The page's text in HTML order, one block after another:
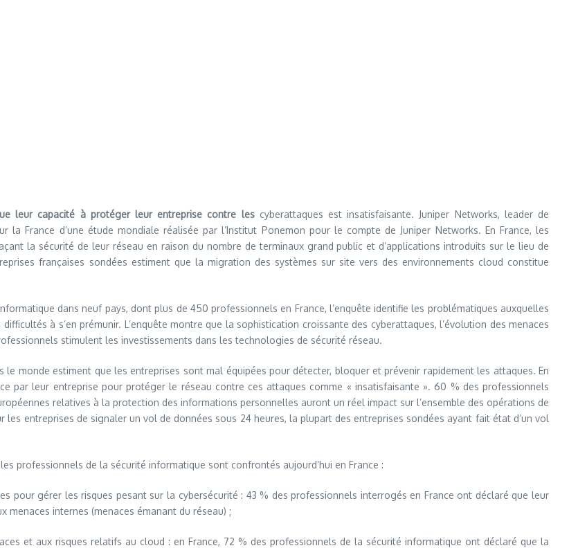
leur capacité à protéger leur entreprise contre lescyberattaques est insatisfaisante. Juniper Networks, leader de
la France d’une étude mondiale réalisée par l’Institut Ponemon pour le compte de Juniper Networks. En France, les
la sécurité de leur réseau en raison du nombre de terminaux grand public et d’applications introduits sur le lieu de
françaises sondées estiment que la migration des systèmes sur site vers des environnements cloud constitue
dans neuf pays, dont plus de 450 professionnels en France, l’enquête identifie les problématiques auxquelles
à s’en prémunir. L’enquête montre que la sophistication croissante des cyberattaques, l’évolution des menaces
stimulent les investissements dans les technologies de sécurité réseau.
monde estiment que les entreprises sont mal équipées pour détecter, bloquer et prévenir rapidement les attaques. En
par leur entreprise pour protéger le réseau contre ces attaques comme « insatisfaisante ». 60 % des professionnels
relatives à la protection des informations personnelles auront un réel impact sur l’ensemble des opérations de
entreprises de signaler un vol de données sous 24 heures, la plupart des entreprises sondées ayant fait état d’un vol
professionnels de la sécurité informatique sont confrontés aujourd’hui en France :
gérer les risques pesant sur la cybersécurité : 43 % des professionnels interrogés en France ont déclaré que leur
internes (menaces émanant du réseau) ;
aux risques relatifs au cloud : en France, 72 % des professionnels de la sécurité informatique ont déclaré que la